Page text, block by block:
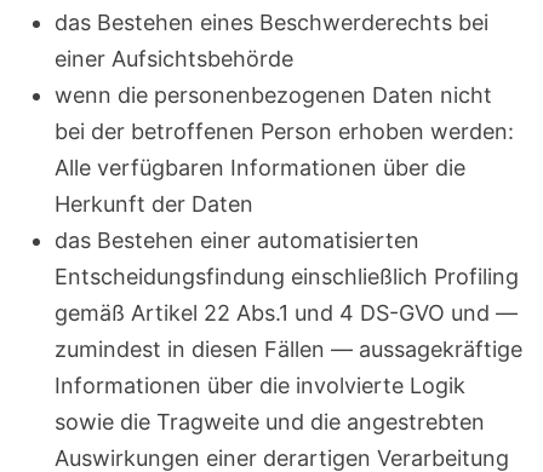
das Bestehen eines Beschwerderechts bei
einer Aufsichtsbehörde
wenn die personenbezogenen Daten nicht
bei der betroffenen Person erhoben werden:
Alle verfügbaren Informationen über die
Herkunft der Daten
das Bestehen einer automatisierten
Entscheidungsfindung einschließlich Profiling
gemäß Artikel 22 Abs.1 und 4 DS-GVO und —
zumindest in diesen Fällen — aussagekräftige
Informationen über die involvierte Logik
sowie die Tragweite und die angestrebten
Auswirkungen einer derartigen Verarbeitung